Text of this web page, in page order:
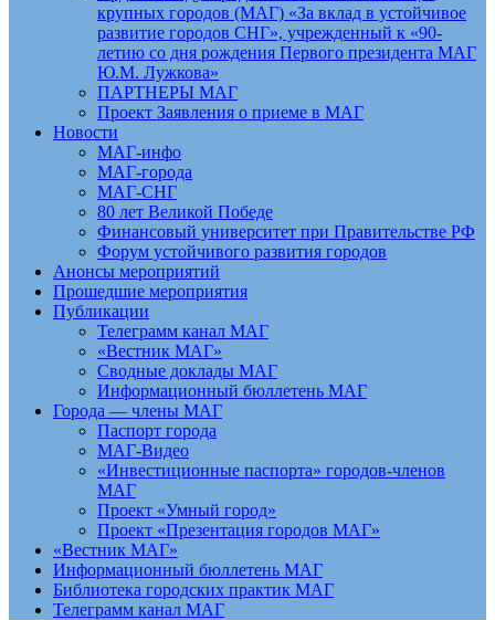
крупных городов (МАГ) «За вклад в устойчивое
развитие городов СНГ», учрежденный к «90-
летию со дня рождения Первого президента МАГ
Ю.М. Лужкова»
ПАРТНЕРЫ МАГ
Проект Заявления о приеме в МАГ
Новости
МАГ-инфо
МАГ-города
МАГ-СНГ
80 лет Великой Победе
Финансовый университет при Правительстве РФ
Форум устойчивого развития городов
Анонсы мероприятий
Прошедшие мероприятия
Публикации
Телеграмм канал МАГ
«Вестник МАГ»
Сводные доклады МАГ
Информационный бюллетень МАГ
Города — члены МАГ
Паспорт города
МАГ-Видео
«Инвестиционные паспорта» городов-членов
МАГ
Проект «Умный город»
Проект «Презентация городов МАГ»
«Вестник МАГ»
Информационный бюллетень МАГ
Библиотека городских практик МАГ
Телеграмм канал МАГ